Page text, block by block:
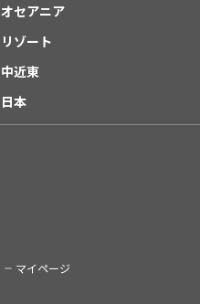
オセアニア
リゾート
中近東
日本
マイページ